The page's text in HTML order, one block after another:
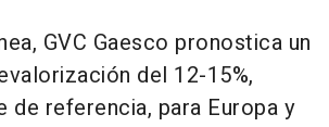
GVC Gaesco pronostica un
del 12-15%,
de referencia, para Europa y